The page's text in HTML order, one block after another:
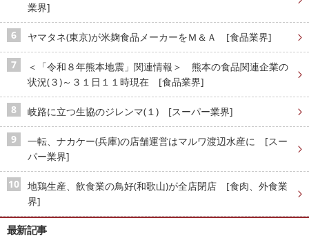
業界]
ヤマタネ(東京)が米麹食品メーカーをＭ＆Ａ [食品業界]
＜「令和８年熊本地震」関連情報＞ 熊本の食品関連企業の
状況(３)～３１日１１時現在 [食品業界]
岐路に立つ生協のジレンマ(１) [スーパー業界]
一転、ナカケー(兵庫)の店舗運営はマルワ渡辺水産に [スー
パー業界]
地鶏生産、飲食業の鳥好(和歌山)が全店閉店 [食肉、外食業
界]
最新記事